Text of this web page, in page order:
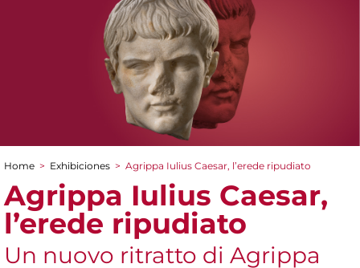
You are here
Home > Exhibiciones > Agrippa Iulius Caesar, l’erede ripudiato
Agrippa Iulius Caesar,
l’erede ripudiato
Un nuovo ritratto di Agrippa